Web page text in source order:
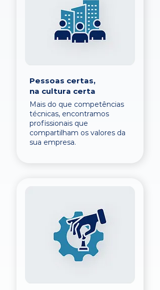
Pessoas certas,
na cultura certa
Mais do que competências
técnicas, encontramos
profissionais que
compartilham os valores da
sua empresa.